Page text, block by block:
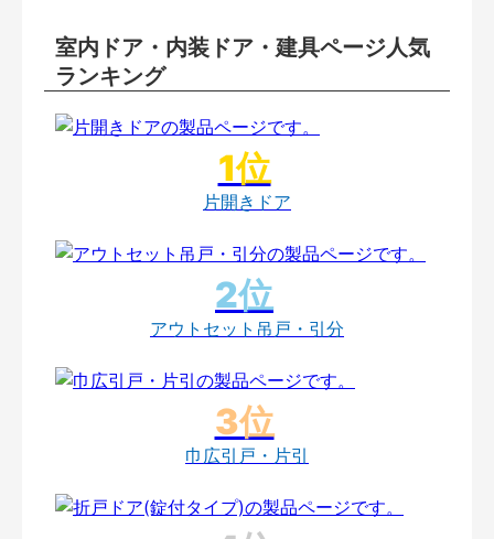
室内ドア・内装ドア・建具ページ人気
ランキング
片開きドア
アウトセット吊戸・引分
巾広引戸・片引